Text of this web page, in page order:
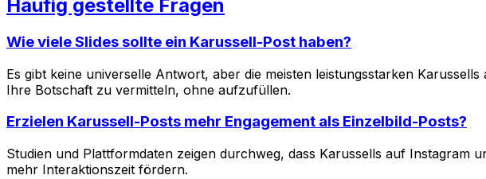
Häufig gestellte Fragen
Wie viele Slides sollte ein Karussell-Post haben?
Es gibt keine universelle Antwort, aber die meisten leistungsstarken
Ihre Botschaft zu vermitteln, ohne aufzufüllen.
Erzielen Karussell-Posts mehr Engagement als Einzelbild-Posts?
Studien und Plattformdaten zeigen durchweg, dass Karussells auf Instagram
mehr Interaktionszeit fördern.